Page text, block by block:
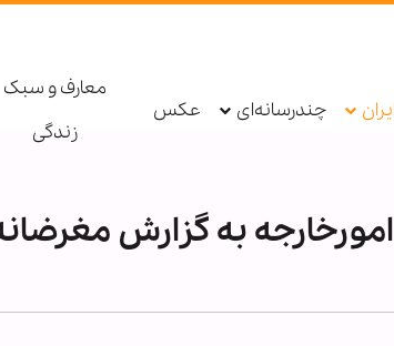
ایران چندرسانه‌ای عکس
معارف و سبک
زندگی
به گزارش